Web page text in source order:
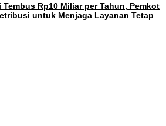
Rp10 Miliar per Tahun, Pemkot
untuk Menjaga Layanan Tetap